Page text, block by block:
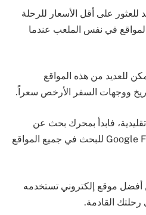
للعثور على أقل الأسعار للرحلة
في نفس الملعب عندما
للعديد من هذه المواقع
ووجهات السفر الأرخص سعراً.
فابدأ بمحرك بحث عن
السفر مثل Kayak أو Google Flights للبحث في جميع المواقع
موقع إلكتروني تستخدمه
رحلتك القادمة.